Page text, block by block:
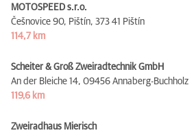
MOTOSPEED s.r.o.
Češnovice 90, Pištín, 373 41 Pištín
114,7 km
Scheiter & Groß Zweiradtechnik GmbH
An der Bleiche 14, 09456 Annaberg-Buchholz
119,6 km
Zweiradhaus Mierisch